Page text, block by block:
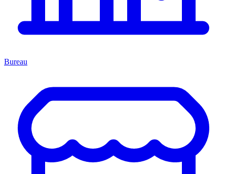
Bureau